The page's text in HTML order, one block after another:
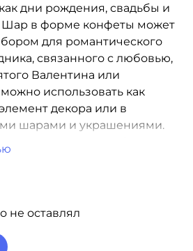
дни рождения, свадьбы и
Шар в форме конфеты может
для романтического
связанного с любовью,
Валентина или
использовать как
декора или в
шарами и украшениями.
гелием — так фигура
атмосферу. Имеет
-что упрощает надувание.
материалов
86x46см.Внимание!
не оставлял